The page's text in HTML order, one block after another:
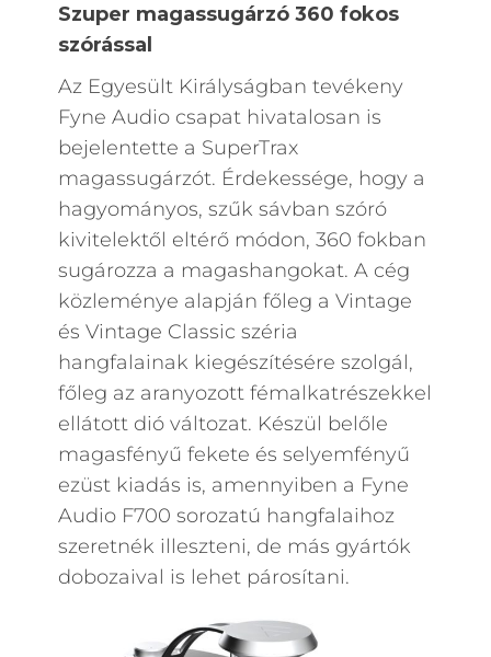
Szuper magassugárzó 360 fokos
szórással
Az Egyesült Királyságban tevékeny
Fyne Audio csapat hivatalosan is
bejelentette a SuperTrax
magassugárzót. Érdekessége, hogy a
hagyományos, szűk sávban szóró
kivitelektől eltérő módon, 360 fokban
sugározza a magashangokat. A cég
közleménye alapján főleg a Vintage
és Vintage Classic széria
hangfalainak kiegészítésére szolgál,
főleg az aranyozott fémalkatrészekkel
ellátott dió változat. Készül belőle
magasfényű fekete és selyemfényű
ezüst kiadás is, amennyiben a Fyne
Audio F700 sorozatú hangfalaihoz
szeretnék illeszteni, de más gyártók
dobozaival is lehet párosítani.